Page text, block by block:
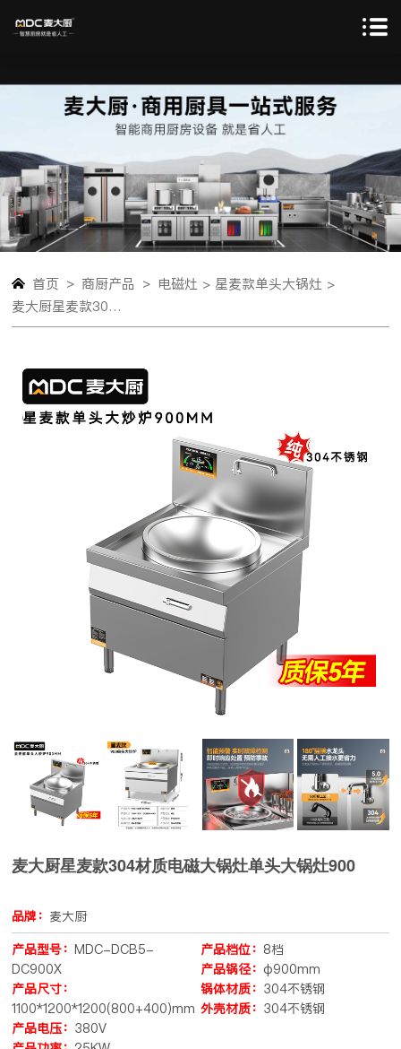
首页 > 商厨产品 > 电磁灶 > 星麦款单头大锅灶 >
麦大厨星麦款304材质电磁大锅灶单头大锅灶900
麦大厨星麦款304材质电磁大锅灶单头大锅灶900
品牌： 麦大厨
产品型号：MDC-DCB5-
DC900X
产品尺寸：
1100*1200*1200(800+400)mm
产品电压： 380V
产品档位： 8档
产品锅径： φ900mm
锅体材质： 304不锈钢
外壳材质： 304不锈钢